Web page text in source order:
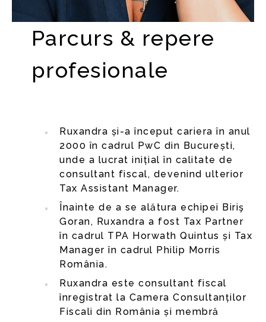
Parcurs & repere
profesionale
Ruxandra și-a început cariera în anul
2000 în cadrul PwC din București,
unde a lucrat inițial în calitate de
consultant fiscal, devenind ulterior
Tax Assistant Manager.
Înainte de a se alătura echipei Biriş
Goran, Ruxandra a fost Tax Partner
în cadrul TPA Horwath Quintus și Tax
Manager în cadrul Philip Morris
România.
Ruxandra este consultant fiscal
înregistrat la Camera Consultanților
Fiscali din România și membră